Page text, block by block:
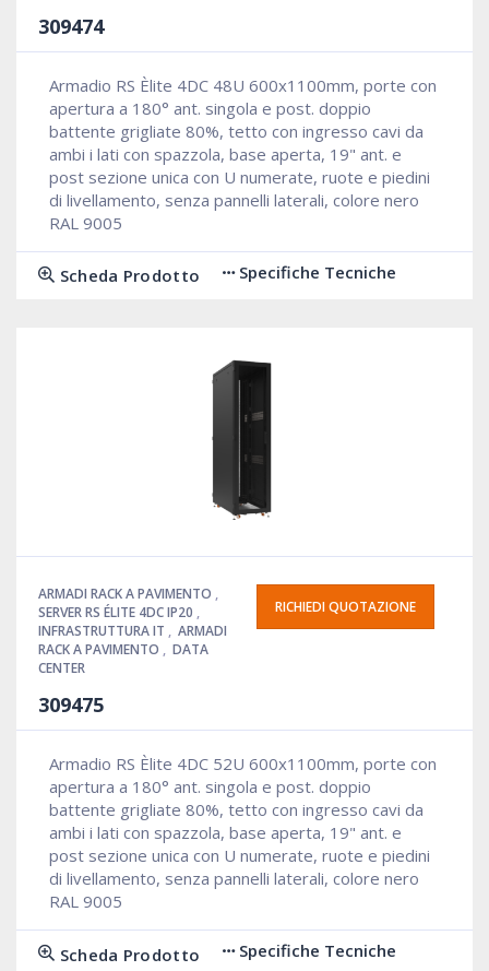
309474
Armadio RS Èlite 4DC 48U 600x1100mm, porte con
apertura a 180° ant. singola e post. doppio
battente grigliate 80%, tetto con ingresso cavi da
ambi i lati con spazzola, base aperta, 19" ant. e
post sezione unica con U numerate, ruote e piedini
di livellamento, senza pannelli laterali, colore nero
RAL 9005
Scheda Prodotto Specifiche Tecniche
ARMADI RACK A PAVIMENTO ,
SERVER RS ÉLITE 4DC IP20 ,
INFRASTRUTTURA IT , ARMADI
RACK A PAVIMENTO , DATA
CENTER
309475
RICHIEDI QUOTAZIONE
Armadio RS Èlite 4DC 52U 600x1100mm, porte con
apertura a 180° ant. singola e post. doppio
battente grigliate 80%, tetto con ingresso cavi da
ambi i lati con spazzola, base aperta, 19" ant. e
post sezione unica con U numerate, ruote e piedini
di livellamento, senza pannelli laterali, colore nero
RAL 9005
Scheda Prodotto Specifiche Tecniche